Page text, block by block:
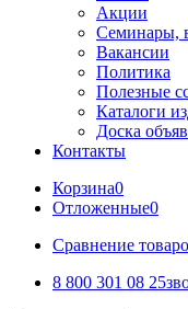
Акции
Семинары,
Вакансии
Политика
Полезные
Каталоги
Доска
Контакты
Корзина0
Отложенные0
Сравнение
8 800 301 08 25